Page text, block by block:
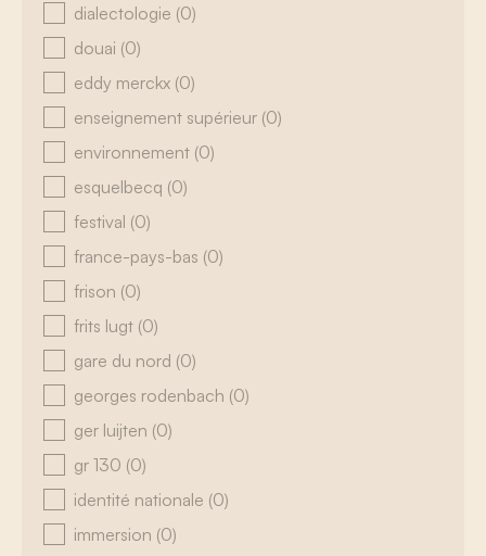
dialectologie (0)
douai (0)
eddy merckx (0)
enseignement supérieur (0)
environnement (0)
esquelbecq (0)
festival (0)
france-pays-bas (0)
frison (0)
frits lugt (0)
gare du nord (0)
georges rodenbach (0)
ger luijten (0)
gr 130 (0)
identité nationale (0)
immersion (0)